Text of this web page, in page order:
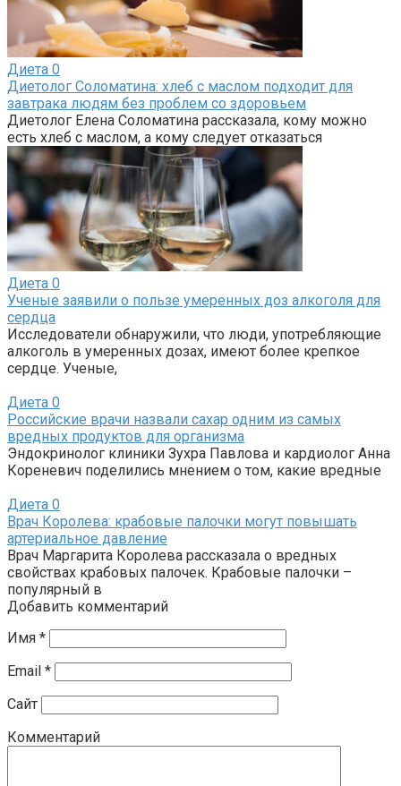
Диета 0
Диетолог Соломатина: хлеб с маслом подходит для
завтрака людям без проблем со здоровьем
Диетолог Елена Соломатина рассказала, кому можно
есть хлеб с маслом, а кому следует отказаться
Диета 0
Ученые заявили о пользе умеренных доз алкоголя для
сердца
Исследователи обнаружили, что люди, употребляющие
алкоголь в умеренных дозах, имеют более крепкое
сердце. Ученые,
Диета 0
Российские врачи назвали сахар одним из самых
вредных продуктов для организма
Эндокринолог клиники Зухра Павлова и кардиолог Анна
Кореневич поделились мнением о том, какие вредные
Диета 0
Врач Королева: крабовые палочки могут повышать
артериальное давление
Врач Маргарита Королева рассказала о вредных
свойствах крабовых палочек. Крабовые палочки –
популярный в
Добавить комментарий
Имя *
Email *
Сайт
Комментарий